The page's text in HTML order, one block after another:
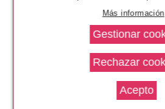
Más información